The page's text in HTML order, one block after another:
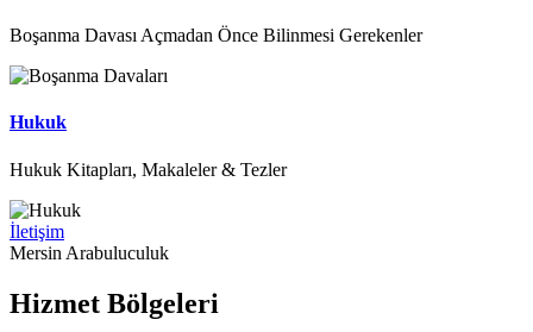
Boşanma Davası Açmadan Önce Bilinmesi Gerekenler
Hukuk
Hukuk Kitapları, Makaleler & Tezler
İletişim
Mersin Arabuluculuk
Hizmet Bölgeleri